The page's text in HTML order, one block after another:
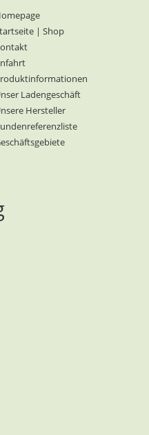
| Shop
Ladengeschäft
Hersteller